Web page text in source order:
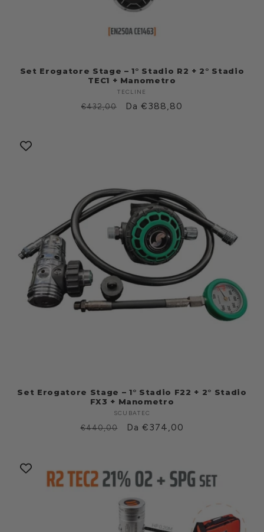
Set Erogatore Stage – 1° Stadio R2 + 2° Stadio
TEC1 + Manometro
Fabricante:
TECLINE
Prezzo
€432,00
Prezzo
Da €388,80
Set Erogatore Stage – 1° Stadio F22 + 2° Stadio
FX3 + Manometro
Fabricante:
SCUBATEC
Prezzo
€440,00
Prezzo
Da €374,00